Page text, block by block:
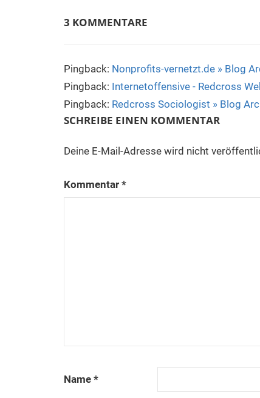
3 KOMMENTARE
Pingback: Nonprofits-vernetzt.de » Blog
Pingback: Internetoffensive - Redcross
Pingback: Redcross Sociologist » Blog
SCHREIBE EINEN KOMMENTAR
Deine E-Mail-Adresse wird nicht
Kommentar *
Name *